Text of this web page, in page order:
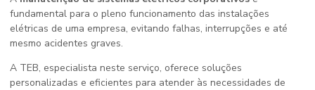
fundamental para o pleno funcionamento das instalações
elétricas de uma empresa, evitando falhas, interrupções e até
mesmo acidentes graves.
A TEB, especialista neste serviço, oferece soluções
personalizadas e eficientes para atender às necessidades de